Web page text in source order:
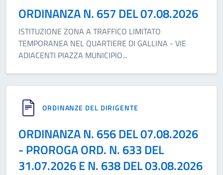
ORDINANZA N. 657 DEL 07.08.2026
ISTITUZIONE ZONA A TRAFFICO LIMITATO
TEMPORANEA NEL QUARTIERE DI GALLINA - VIE
ADIACENTI PIAZZA MUNICIPIO...
ORDINANZE DEL DIRIGENTE
ORDINANZA N. 656 DEL 07.08.2026
- PROROGA ORD. N. 633 DEL
31.07.2026 E N. 638 DEL 03.08.2026